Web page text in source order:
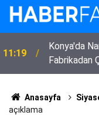
22:52 Eskilli 3
Anasayfa
açıklama